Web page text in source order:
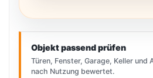
Objekt passend prüfen
Türen, Fenster, Garage, Keller und
nach Nutzung bewertet.